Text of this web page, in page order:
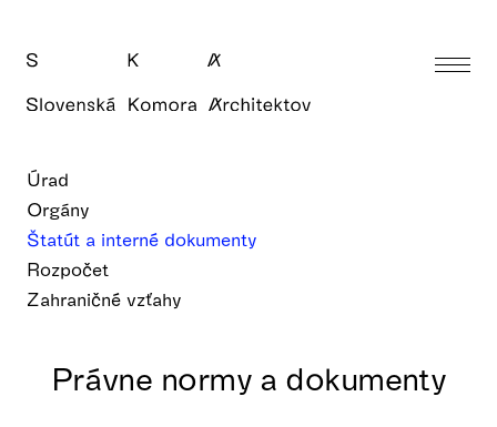
Úrad
Orgány
Štatút a interné dokumenty
Rozpočet
Zahraničné vzťahy
Právne normy a dokumenty